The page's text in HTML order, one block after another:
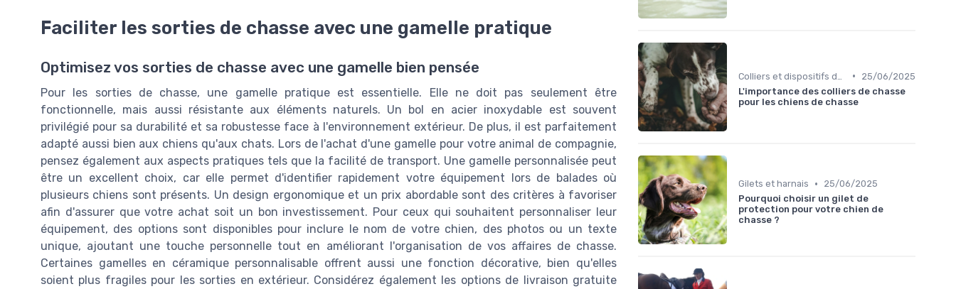
Faciliter les sorties de chasse avec une gamelle pratique
Optimisez vos sorties de chasse avec une gamelle bien pensée
Pour les sorties de chasse, une gamelle pratique est essentielle. Elle ne doit pas seulement être
fonctionnelle, mais aussi résistante aux éléments naturels. Un bol en acier inoxydable est souvent
privilégié pour sa durabilité et sa robustesse face à l'environnement extérieur. De plus, il est parfaitement
adapté aussi bien aux chiens qu'aux chats. Lors de l'achat d'une gamelle pour votre animal de compagnie,
pensez également aux aspects pratiques tels que la facilité de transport. Une gamelle personnalisée peut
être un excellent choix, car elle permet d'identifier rapidement votre équipement lors de balades où
plusieurs chiens sont présents. Un design ergonomique et un prix abordable sont des critères à favoriser
afin d'assurer que votre achat soit un bon investissement. Pour ceux qui souhaitent personnaliser leur
équipement, des options sont disponibles pour inclure le nom de votre chien, des photos ou un texte
unique, ajoutant une touche personnelle tout en améliorant l'organisation de vos affaires de chasse.
Certaines gamelles en céramique personnalisable offrent aussi une fonction décorative, bien qu'elles
soient plus fragiles pour les sorties en extérieur. Considérez également les options de livraison gratuite
•
25/06/2025
L'importance des colliers de chasse
pour les chiens de chasse
Gilets et harnais •
25/06/2025
Pourquoi choisir un gilet de
protection pour votre chien de
chasse ?